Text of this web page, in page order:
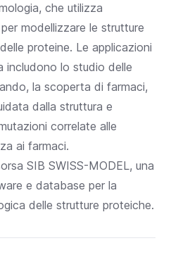
che utilizza
modellizzare le strutture
proteine. Le applicazioni
includono lo studio delle
la scoperta di farmaci,
dalla struttura e
correlate alle
ai farmaci.
SIB SWISS-MODEL, una
e database per la
delle strutture proteiche.